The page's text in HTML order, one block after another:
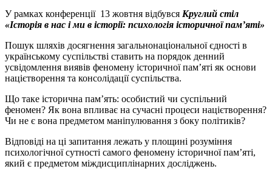
У рамках конференції 13 жовтня відбувся Круглий стіл
«Історія в нас і ми в історії: психологія історичної пам’яті»
Пошук шляхів досягнення загальнонаціональної єдності в
українському суспільстві ставить на порядок денний
усвідомлення виявів феномену історичної пам’яті як основи
націєтворення та консолідації суспільства.
Що таке історична пам’ять: особистий чи суспільний
феномен? Як вона впливає на сучасні процеси націєтворення?
Чи не є вона предметом маніпулювання з боку політиків?
Відповіді на ці запитання лежать у площині розуміння
психологічної сутності самого феномену історичної пам’яті,
який є предметом міждисциплінарних досліджень.